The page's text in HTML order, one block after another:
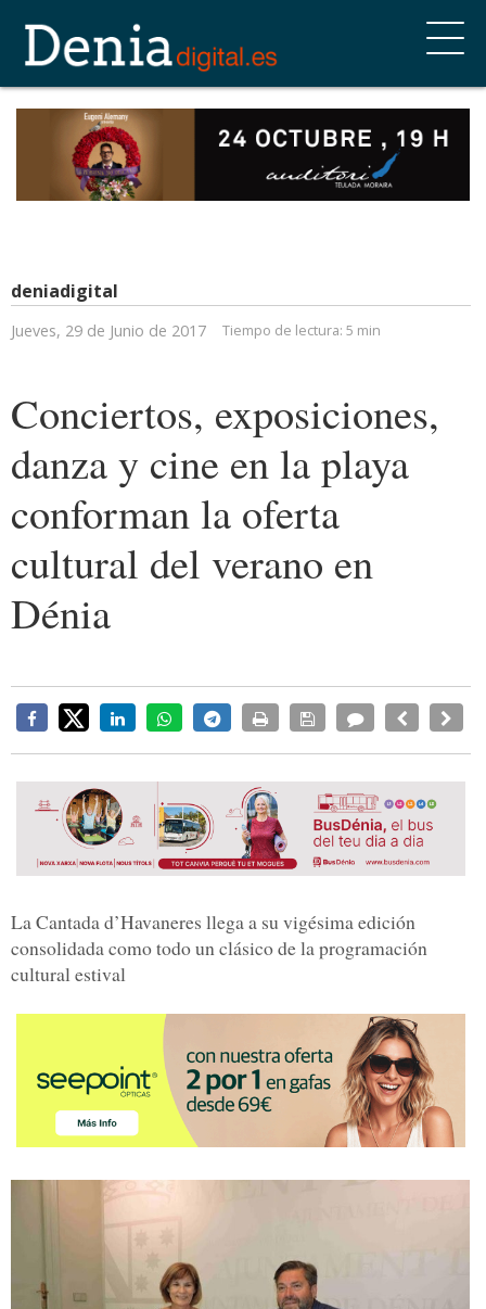
deniadigital
Jueves, 29 de Junio de 2017 Tiempo de lectura: 5 min
Conciertos, exposiciones,
danza y cine en la playa
conforman la oferta
cultural del verano en
Dénia
La Cantada d’Havaneres llega a su vigésima edición
consolidada como todo un clásico de la programación
cultural estival